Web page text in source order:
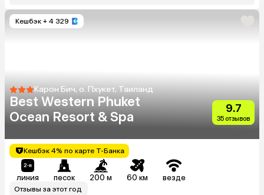
Кешбэк + 4 329
Карон Бич, о. Пхукет, Таиланд
Best Western Phuket
Ocean Resort & Spa
9.7
35 отзывов
Кешбэк 4% по карте Т-Банка
линия песок 200 м 60 км везде
Отзывы за этот год